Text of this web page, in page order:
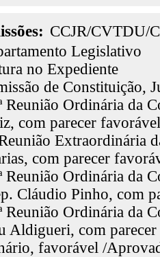
CCJR/CVTDU/
Legislativo
no Expediente
de Constituição,
Ordinária da
com parecer
Extraordinária
com parecer
Reunião Ordinária da
Cláudio Pinho, com
Ordinária da
Aldigueri, com
favorável /